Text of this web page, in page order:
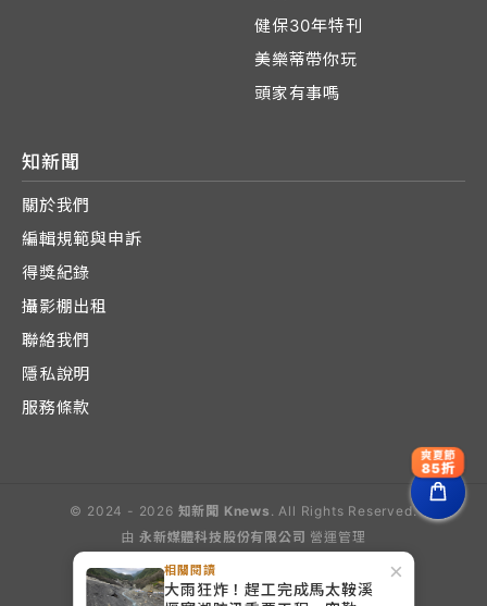
×
相關閱讀
大雨狂炸！趕工完成馬太鞍溪
健保30年特刊
美樂蒂帶你玩
頭家有事嗎
知新聞
關於我們
編輯規範與申訴
得獎紀錄
攝影棚出租
聯絡我們
隱私說明
服務條款
© 2024 - 2026 知新聞 Knews . All Rights Reserved.
由 永新媒體科技股份有限公司 營運管理
爽夏節
85折